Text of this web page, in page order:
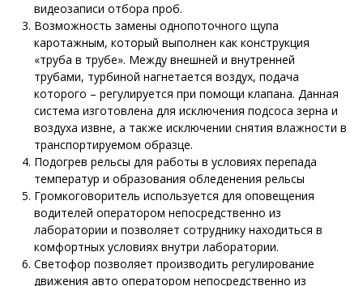
видеозаписи отбора проб.
Возможность замены однопоточного щупа
каротажным, который выполнен как конструкция
«труба в трубе». Между внешней и внутренней
трубами, турбиной нагнетается воздух, подача
которого – регулируется при помощи клапана. Данная
система изготовлена для исключения подсоса зерна и
воздуха извне, а также исключении снятия влажности в
транспортируемом образце.
Подогрев рельсы для работы в условиях перепада
температур и образования обледенения рельсы
Громкоговоритель используется для оповещения
водителей оператором непосредственно из
лаборатории и позволяет сотруднику находиться в
комфортных условиях внутри лаборатории.
Светофор позволяет производить регулирование
движения авто оператором непосредственно из